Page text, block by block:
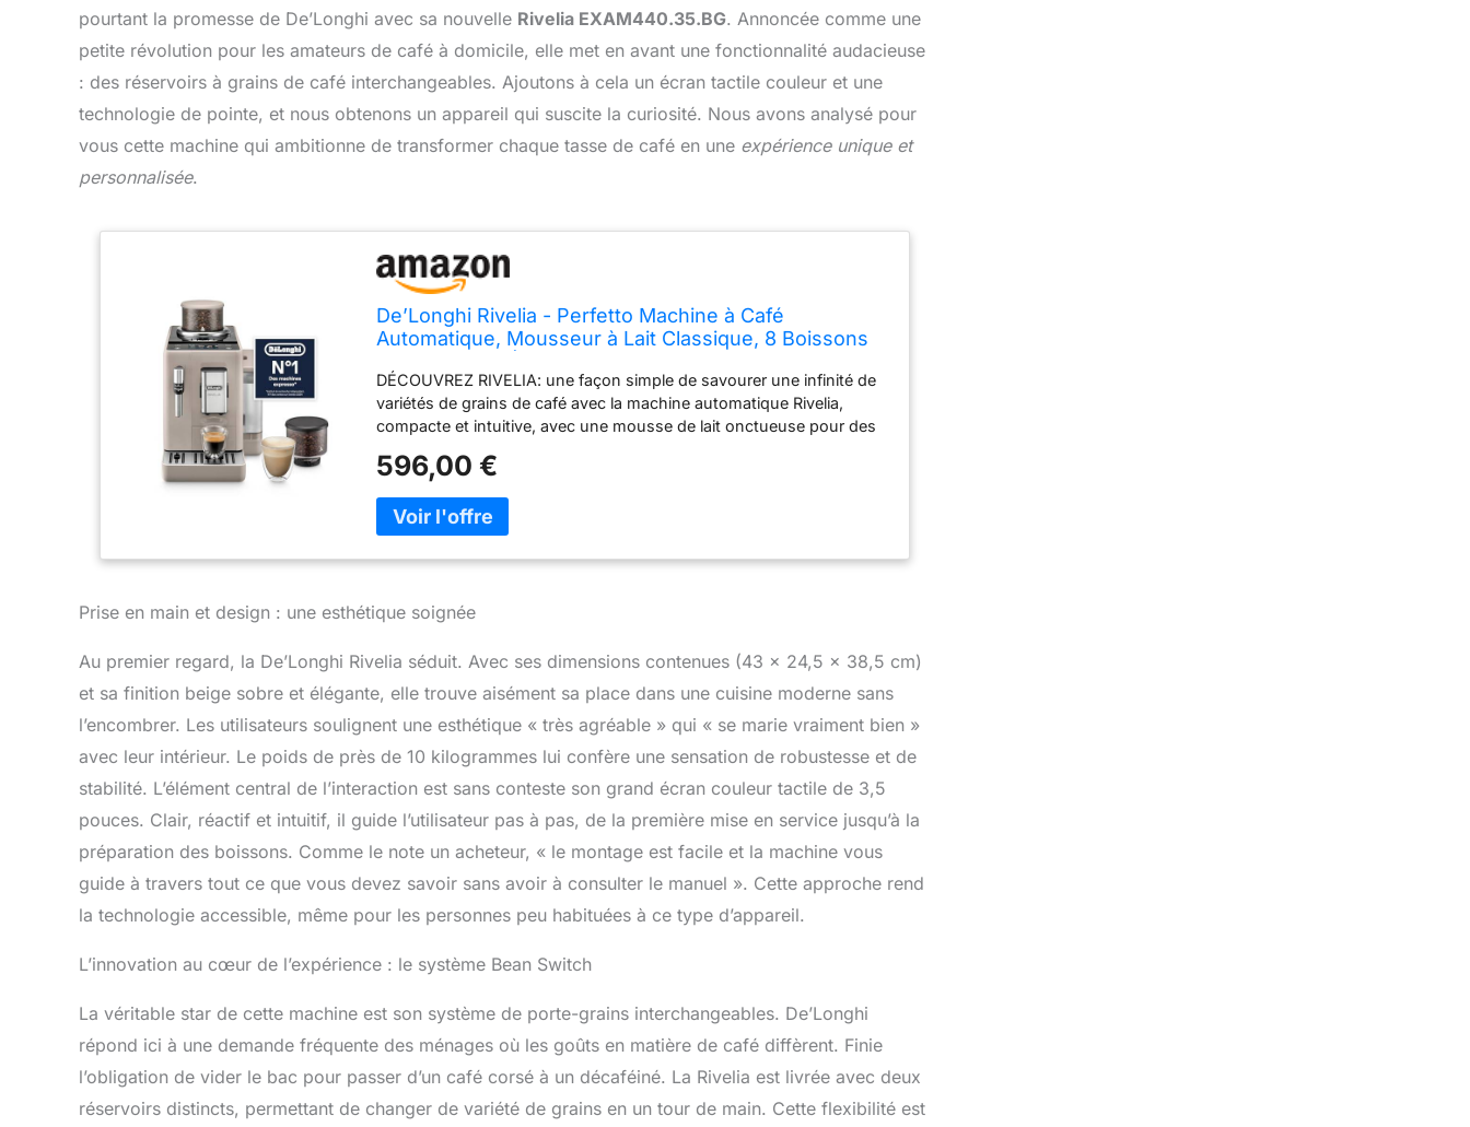
pourtant la promesse de De’Longhi avec sa nouvelle Rivelia EXAM440.35.BG. Annoncée comme une
petite révolution pour les amateurs de café à domicile, elle met en avant une fonctionnalité audacieuse
: des réservoirs à grains de café interchangeables. Ajoutons à cela un écran tactile couleur et une
technologie de pointe, et nous obtenons un appareil qui suscite la curiosité. Nous avons analysé pour
vous cette machine qui ambitionne de transformer chaque tasse de café en une expérience unique et
personnalisée.
De’Longhi Rivelia - Perfetto Machine à Café
Automatique, Mousseur à Lait Classique, 8 Boissons
Grains de Café Interchangeables, Beige
(EXAM440.35.BG)
DÉCOUVREZ RIVELIA: une façon simple de savourer une infinité de
variétés de grains de café avec la machine automatique Rivelia,
compacte et intuitive, avec une mousse de lait onctueuse pour des
TOUCHE: savourez votre café préféré d'une simple pression, en
choisissant parmi 8 boissons préprogrammées sur l'écran couleur
tactile intégral intuitif de 3,5" EXPLOREZ CHAQUE SAVEUR: changez
aisément entre plusieurs variétés de grains pour que toute la famille
savoure son café préféré et alternez facilement entre café classique
DU CAFÉ: la technologie Bean Adapt ajuste intelligemment les
VOTRE LAIT COMME VOUS L'AIMEZ: préparez des lattes et
onctueuse, réalisez manuellement selon vos préférences CE N’EST
PAS JUSTE PARFAIT. C’EST PERFETTO. Des angles arrondis, des
surfaces tactiles harmonieuses et des finitions brillantes; Rivelia
transforme chaque gorgée en un vrai plaisir.
596,00 €
Prise en main et design : une esthétique soignée
Au premier regard, la De’Longhi Rivelia séduit. Avec ses dimensions contenues (43 x 24,5 x 38,5 cm)
et sa finition beige sobre et élégante, elle trouve aisément sa place dans une cuisine moderne sans
l’encombrer. Les utilisateurs soulignent une esthétique « très agréable » qui « se marie vraiment bien »
avec leur intérieur. Le poids de près de 10 kilogrammes lui confère une sensation de robustesse et de
stabilité. L’élément central de l’interaction est sans conteste son grand écran couleur tactile de 3,5
pouces. Clair, réactif et intuitif, il guide l’utilisateur pas à pas, de la première mise en service jusqu’à la
préparation des boissons. Comme le note un acheteur, « le montage est facile et la machine vous
guide à travers tout ce que vous devez savoir sans avoir à consulter le manuel ». Cette approche rend
la technologie accessible, même pour les personnes peu habituées à ce type d’appareil.
L’innovation au cœur de l’expérience : le système Bean Switch
La véritable star de cette machine est son système de porte-grains interchangeables. De’Longhi
répond ici à une demande fréquente des ménages où les goûts en matière de café diffèrent. Finie
l’obligation de vider le bac pour passer d’un café corsé à un décaféiné. La Rivelia est livrée avec deux
réservoirs distincts, permettant de changer de variété de grains en un tour de main. Cette flexibilité est